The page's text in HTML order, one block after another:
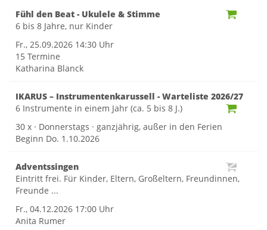
Fühl den Beat - Ukulele & Stimme
6 bis 8 Jahre, nur Kinder
Fr., 25.09.2026 14:30 Uhr
15 Termine
Katharina Blanck
IKARUS – Instrumentenkarussell - Warteliste 2026/27
6 Instrumente in einem Jahr (ca. 5 bis 8 J.)
30 x · Donnerstags · ganzjährig, außer in den Ferien
Beginn Do. 1.10.2026
Adventssingen
Eintritt frei. Für Kinder, Eltern, Großeltern, Freundinnen,
Freunde ...
Fr., 04.12.2026 17:00 Uhr
Anita Rumer